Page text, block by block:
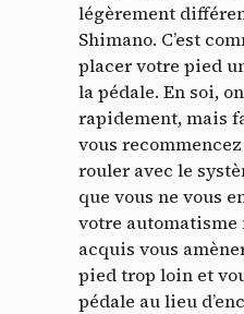
légèrement
Shimano. C’est
placer votre pied
la pédale. En soi,
rapidement, mais
vous
rouler avec le
que vous ne vous
votre automatisme
acquis vous
pied trop loin et
pédale au lieu